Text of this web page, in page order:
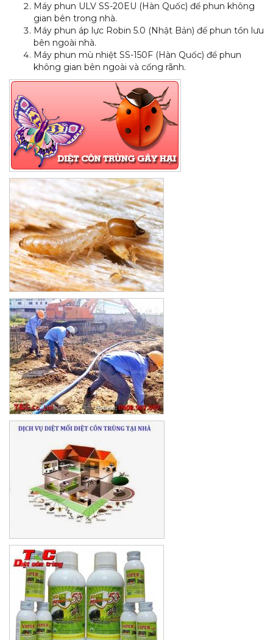
Máy phun ULV SS-20EU (Hàn Quốc) để phun không
gian bên trong nhà.
Máy phun áp lực Robin 5.0 (Nhật Bản) để phun tồn lưu
bên ngoài nhà.
Máy phun mù nhiệt SS-150F (Hàn Quốc) để phun
không gian bên ngoài và cống rãnh.